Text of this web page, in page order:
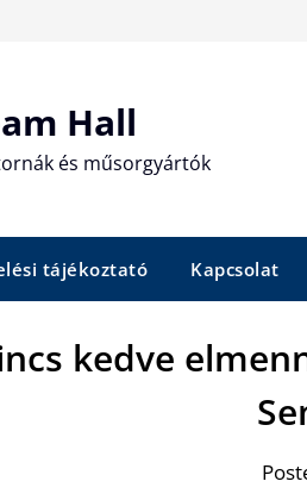
Hall
és műsorgyártók
tájékoztató Kapcsolat
kedve